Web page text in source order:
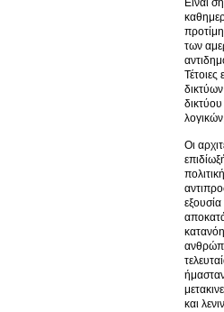
των
Οι
και